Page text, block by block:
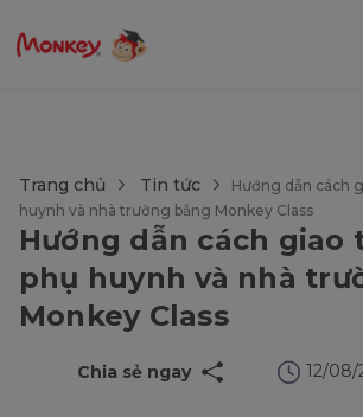
Trang chủ Tin tức
Hướng dẫn cách
huynh và nhà trường bằng Monkey Class
Hướng dẫn cách giao
phụ huynh và nhà
Monkey Class
12/08/
Chia sẻ ngay